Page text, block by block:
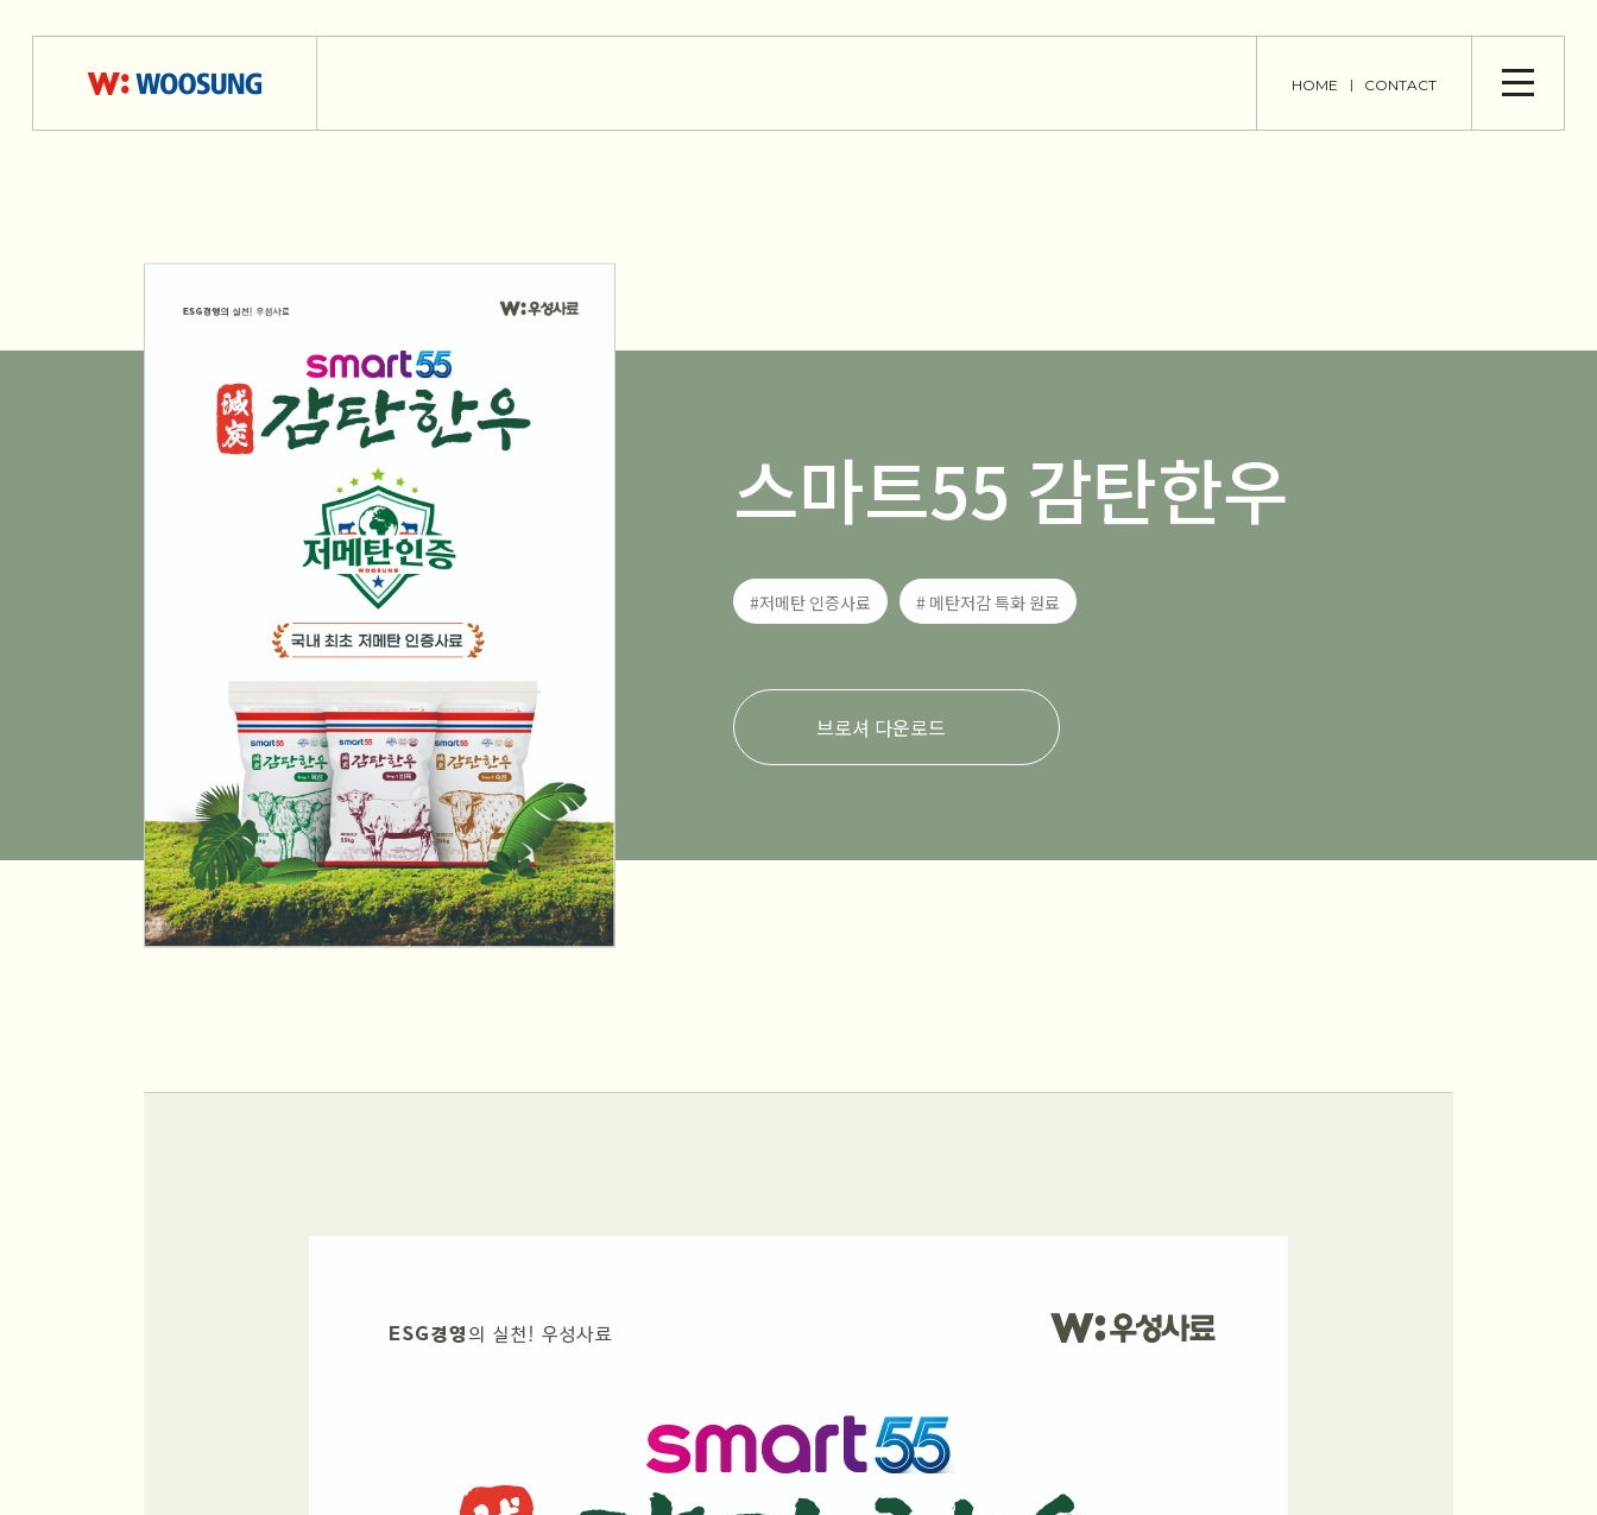
HOME CONTACT
스마트55 감탄한우
#저메탄 인증사료 # 메탄저감 특화 원료
브로셔 다운로드